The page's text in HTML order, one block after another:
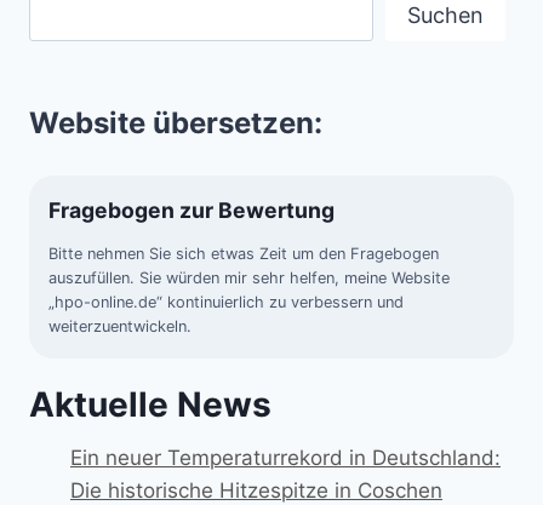
Suchen
Website übersetzen:
Fragebogen zur Bewertung
Bitte nehmen Sie sich etwas Zeit um den Fragebogen
auszufüllen. Sie würden mir sehr helfen, meine Website
„hpo-online.de“ kontinuierlich zu verbessern und
weiterzuentwickeln.
Aktuelle News
Ein neuer Temperaturrekord in Deutschland:
Die historische Hitzespitze in Coschen